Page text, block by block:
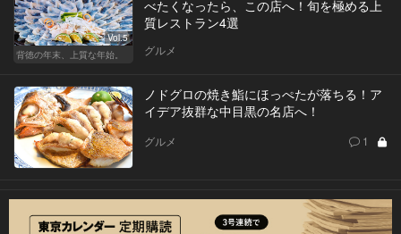
Vol.5
背徳の年末、上質な年始。
べたくなったら、この店へ！旬を極める上
質レストラン4選
グルメ
ノドグロの焼き鮨にほっぺたが落ちる！ア
イデア抜群な中目黒の名店へ！
グルメ 1